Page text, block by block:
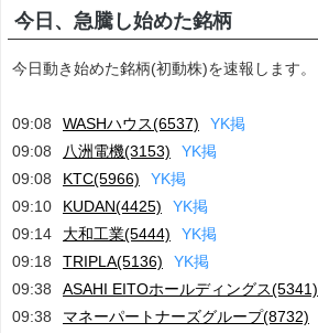
今日、急騰し始めた銘柄
今日動き始めた銘柄(初動株)を速報します。
09:08 WASHハウス(6537) YK掲
09:08
八洲電機(3153) YK掲
09:08
KTC(5966) YK掲
09:10
KUDAN(4425) YK掲
09:14
大和工業(5444) YK掲
09:18
TRIPLA(5136) YK掲
09:38
ASAHI EITOホールディングス(5341)
09:38
マネーパートナーズグループ(8732)